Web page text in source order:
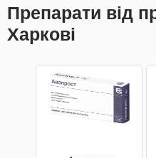
Препарати від
Харкові